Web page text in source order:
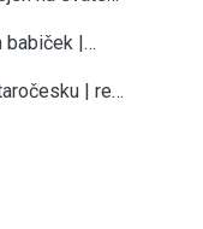
babiček |…
| re…